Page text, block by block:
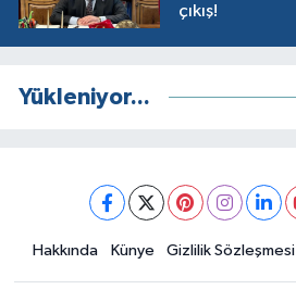
çıkış!
Yükleniyor...
Hakkında Künye Gizlilik Sözleşmesi